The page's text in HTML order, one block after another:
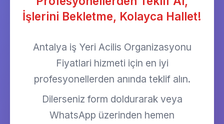
İşlerini Bekletme, Kolayca Hallet!
Antalya iş Yeri Acilis Organizasyonu
Fiyatlari hizmeti için en iyi
profesyonellerden anında teklif alın.
Dilerseniz form doldurarak veya
WhatsApp üzerinden hemen